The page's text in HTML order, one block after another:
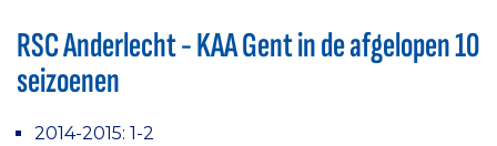
RSC Anderlecht - KAA Gent in de afgelopen 10
seizoenen
2014-2015: 1-2